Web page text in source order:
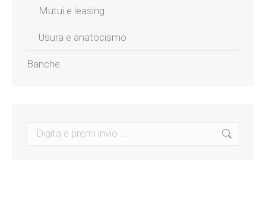
Mutui e leasing
Usura e anatocismo
Banche
Search: